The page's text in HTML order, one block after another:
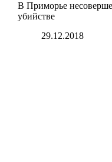
В Приморье
убийстве
29.12.2018